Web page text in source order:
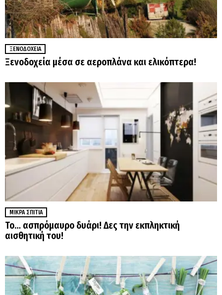
ΞΕΝΟΔΟΧΕΊΑ
Ξενοδοχεία μέσα σε αεροπλάνα και ελικόπτερα!
ΜΙΚΡΆ ΣΠΊΤΙΑ
Το… ασπρόμαυρο δυάρι! Δες την εκπληκτική
αισθητική του!